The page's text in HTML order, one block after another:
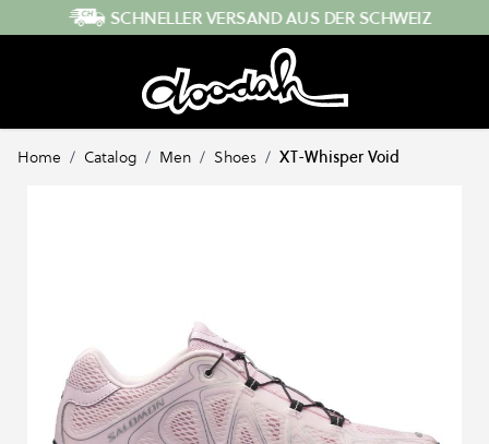
Direkt zum InhaltSCHNELLER VERSAND AUS DER SCHWEIZ
Home / Catalog / Men / Shoes / XT-Whisper Void